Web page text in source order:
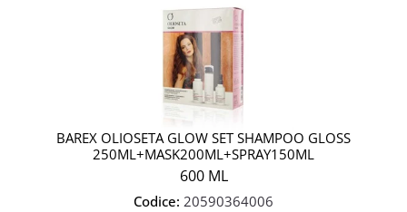
BAREX OLIOSETA GLOW SET SHAMPOO GLOSS
250ML+MASK200ML+SPRAY150ML
600 ML
Codice: 20590364006